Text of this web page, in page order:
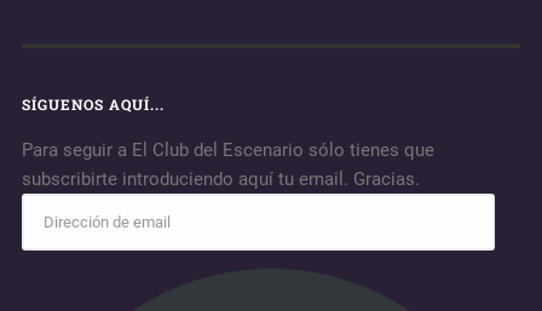
SÍGUENOS AQUÍ...
Para seguir a El Club del Escenario sólo tienes que
subscribirte introduciendo aquí tu email. Gracias.